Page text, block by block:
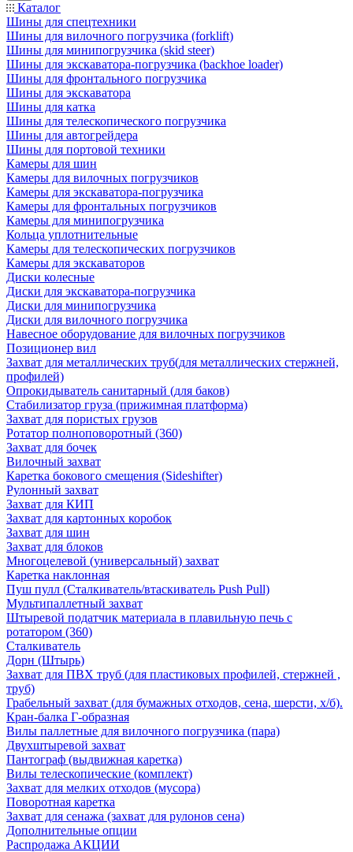
Каталог
Шины для спецтехники
Шины для вилочного погрузчика (forklift)
Шины для минипогрузчика (skid steer)
Шины для экскаватора-погрузчика (backhoe loader)
Шины для фронтального погрузчика
Шины для экскаватора
Шины для катка
Шины для телескопического погрузчика
Шины для автогрейдера
Шины для портовой техники
Камеры для шин
Камеры для вилочных погрузчиков
Камеры для экскаватора-погрузчика
Камеры для фронтальных погрузчиков
Камеры для минипогрузчика
Кольца уплотнительные
Камеры для телескопических погрузчиков
Камеры для экскаваторов
Диски колесные
Диски для экскаватора-погрузчика
Диски для минипогрузчика
Диски для вилочного погрузчика
Навесное оборудование для вилочных погрузчиков
Позиционер вил
Захват для металлических труб(для металлических стержней,
профилей)
Опрокидыватель санитарный (для баков)
Стабилизатор груза (прижимная платформа)
Захват для пористых грузов
Ротатор полноповоротный (360)
Захват для бочек
Вилочный захват
Каретка бокового смещения (Sideshifter)
Рулонный захват
Захват для КИП
Захват для картонных коробок
Захват для шин
Захват для блоков
Многоцелевой (универсальный) захват
Каретка наклонная
Пуш пулл (Сталкиватель/втаскиватель Push Pull)
Мультипаллетный захват
Штыревой податчик материала в плавильную печь с
ротатором (360)
Сталкиватель
Дорн (Штырь)
Захват для ПВХ труб (для пластиковых профилей, стержней ,
труб)
Грабельный захват (для бумажных отходов, сена, шерсти, х/б).
Кран-балка Г-образная
Вилы паллетные для вилочного погрузчика (пара)
Двухштыревой захват
Пантограф (выдвижная каретка)
Вилы телескопические (комплект)
Захват для мелких отходов (мусора)
Поворотная каретка
Захват для сенажа (захват для рулонов сена)
Дополнительные опции
Распродажа АКЦИИ